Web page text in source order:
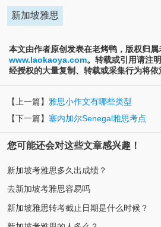
新加坡雅思
本文由作者原创发表在老烤鸭，版权归属
www.laokaoya.com。转载或引用请注
经授权的大量复制、转载或采集行为将依
【上一篇】 雅思小作文有哪些类型
【下一篇】 塞内加尔Senegal雅思考点
您可能还会对这些文章感兴趣！
新加坡考雅思多久出成绩？
去新加坡考雅思容易吗
新加坡雅思转考截止日期是什么时候？